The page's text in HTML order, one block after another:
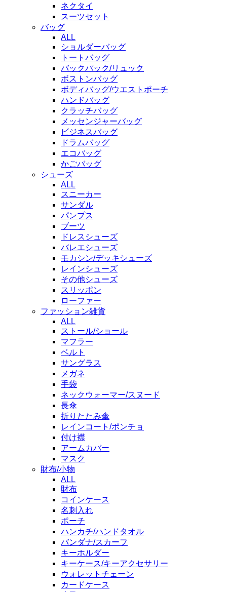
ネクタイ
スーツセット
バッグ
ALL
ショルダーバッグ
トートバッグ
バックパック/リュック
ボストンバッグ
ボディバッグ/ウエストポーチ
ハンドバッグ
クラッチバッグ
メッセンジャーバッグ
ビジネスバッグ
ドラムバッグ
エコバッグ
かごバッグ
シューズ
ALL
スニーカー
サンダル
パンプス
ブーツ
ドレスシューズ
バレエシューズ
モカシン/デッキシューズ
レインシューズ
その他シューズ
スリッポン
ローファー
ファッション雑貨
ALL
ストール/ショール
マフラー
ベルト
サングラス
メガネ
手袋
ネックウォーマー/スヌード
長傘
折りたたみ傘
レインコート/ポンチョ
付け襟
アームカバー
マスク
財布/小物
ALL
財布
コインケース
名刺入れ
ポーチ
ハンカチ/ハンドタオル
バンダナ/スカーフ
キーホルダー
キーケース/キーアクセサリー
ウォレットチェーン
カードケース